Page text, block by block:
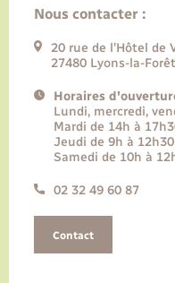
Nous contacter :
20 rue de l’Hôtel de
27480 Lyons-la-Forêt
Horaires
Lundi, mercredi,
Mardi de 14h à
Jeudi de 9h à
Samedi de 10h à
02 32 49 60 87
Contact